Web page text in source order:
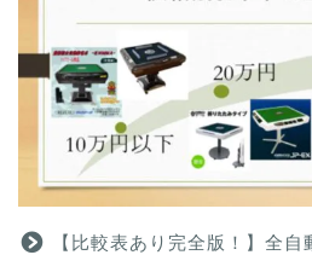
【比較表あり完全版！】全